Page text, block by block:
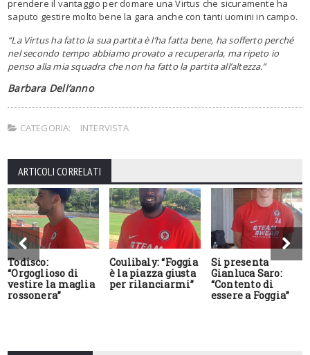
prendere il vantaggio per domare una Virtus che sicuramente ha
saputo gestire molto bene la gara anche con tanti uomini in campo.
“La Virtus ha fatto la sua partita è l’ha fatta bene, ha sofferto perché
nel secondo tempo abbiamo provato a recuperarla, ma ripeto io
penso alla mia squadra che non ha fatto la partita all’altezza.”
Barbara Dell’anno
CATEGORIA: INTERVISTA
ARTICOLI CORRELATI
Todisco:
“Orgoglioso di
vestire la maglia
rossonera”
Coulibaly: “Foggia
è la piazza giusta
per rilanciarmi”
Si presenta
Gianluca Saro:
“Contento di
essere a Foggia”